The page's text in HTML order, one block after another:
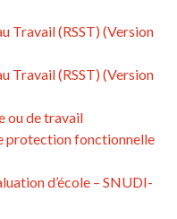
Travail (RSST) (Version
Travail (RSST) (Version
ou de travail
protection fonctionnelle
d’école – SNUDI-